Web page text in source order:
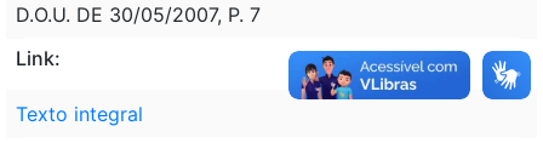
D.O.U. DE 30/05/2007, P. 7
Link:
Texto integral